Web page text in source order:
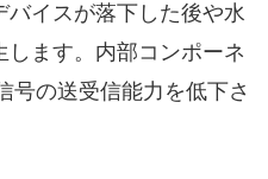
バイスが落下した後や水
ます。内部コンポーネ
号の送受信能力を低下さ